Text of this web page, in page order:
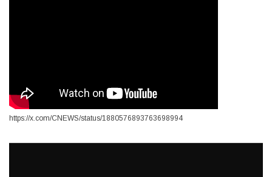
https://x.com/CNEWS/status/1880576893763698994